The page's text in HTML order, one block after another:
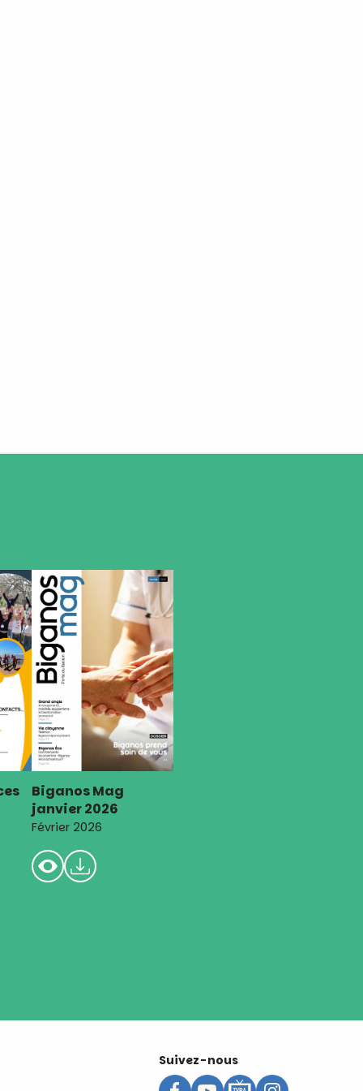
Biganos Mag
janvier 2026
Février 2026
Suivez-nous